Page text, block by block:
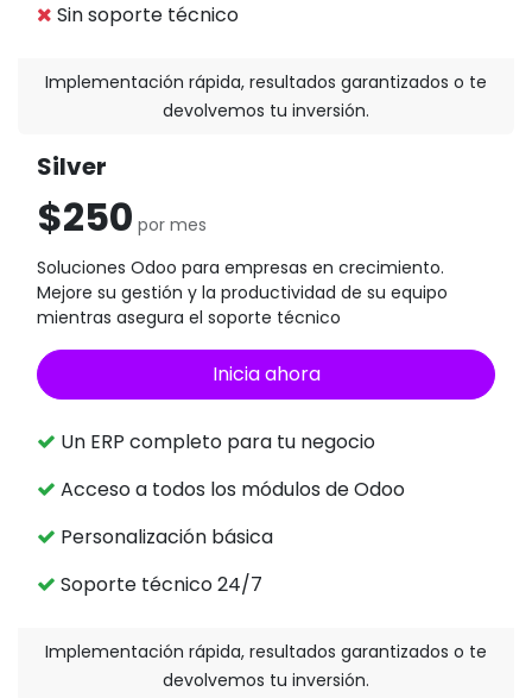
Sin soporte técnico
Implementación rápida, resultados garantizados o te
devolvemos tu inversión.
Silver
$250 por mes
Soluciones Odoo para empresas en crecimiento.
Mejore su gestión y la productividad de su equipo
mientras asegura el soporte técnico
Inicia ahora
Un ERP completo para tu negocio
Acceso a todos los módulos de Odoo
Personalización básica
Soporte técnico 24/7
Implementación rápida, resultados garantizados o te
devolvemos tu inversión.